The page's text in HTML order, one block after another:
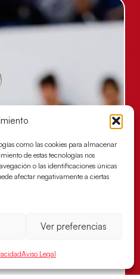
como las cookies para almacenar
de estas tecnologías nos
o las identificaciones únicas
afectar negativamente a ciertas
Ver preferencias
Aviso Legal
semifinales